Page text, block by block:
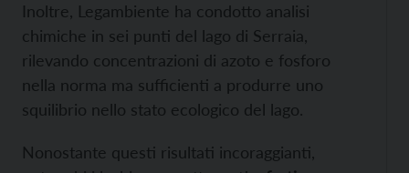
Inoltre, Legambiente ha condotto analisi
chimiche in sei punti del lago di Serraia,
rilevando concentrazioni di azoto e fosforo
nella norma ma sufficienti a produrre uno
squilibrio nello stato ecologico del lago.
Nonostante questi risultati incoraggianti,